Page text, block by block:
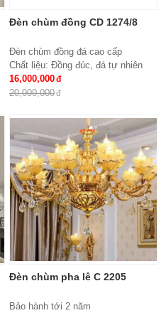
Đèn chùm đồng CD 1274/8
Đèn chùm đồng đá cao cấp
Chất liệu: Đồng đúc, đá tự nhiên
cao cấp
KT: Ø850 * H600
kiệm điện E27*8
Bảo hành: 2 năm
16,000,000
20,000,000
Đèn chùm pha lê C 2205
Bảo hành tới 2 năm